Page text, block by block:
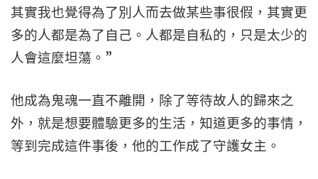
其實我也覺得為了別人而去做某些事很假，其實更
多的人都是為了自己。人都是自私的，只是太少的
人會這麼坦蕩。”
他成為鬼魂一直不離開，除了等待故人的歸來之
外，就是想要體驗更多的生活，知道更多的事情，
等到完成這件事後，他的工作成了守護女主。